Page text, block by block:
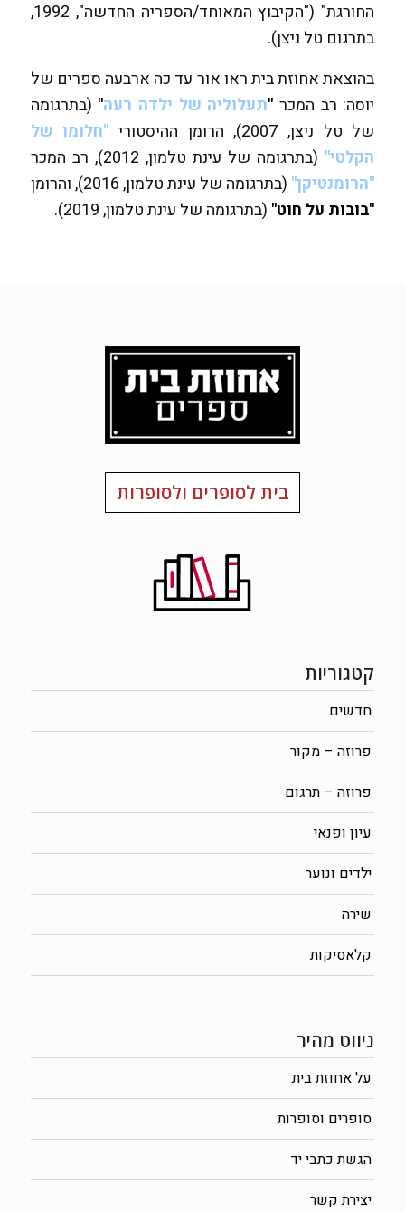
החורגת" ("הקיבוץ המאוחד/הספריה החדשה", 1992,
בתרגום טל ניצן).
בהוצאת אחוזת בית ראו אור עד כה ארבעה ספרים של
יוסה: רב המכר "תעלוליה של ילדה רעה" (בתרגומה
של טל ניצן, 2007), הרומן ההיסטורי
"חלומו של
הקלטי" (בתרגומה של עינת טלמון, 2012), רב המכר
"הרומנטיקן" (בתרגומה של עינת טלמון, 2016), והרומן
"בובות על חוט" (בתרגומה של עינת טלמון, 2019).
בית לסופרים ולסופרות
קטגוריות
חדשים
פרוזה – מקור
פרוזה – תרגום
עיון ופנאי
ילדים ונוער
שירה
קלאסיקות
ניווט מהיר
על אחוזת בית
סופרים וסופרות
הגשת כתבי יד
יצירת קשר